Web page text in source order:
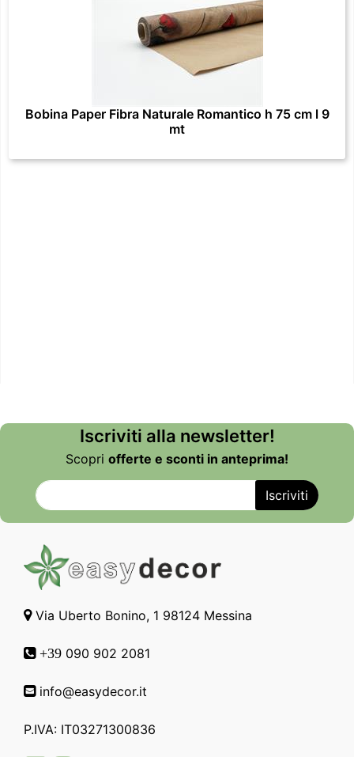
Bobina Paper Fibra Naturale Romantico h 75 cm l 9
mt
Iscriviti alla newsletter!
Scopri offerte e sconti in anteprima!
Via Uberto Bonino, 1 98124 Messina
+39 090 902 2081
info@easydecor.it
P.IVA: IT03271300836